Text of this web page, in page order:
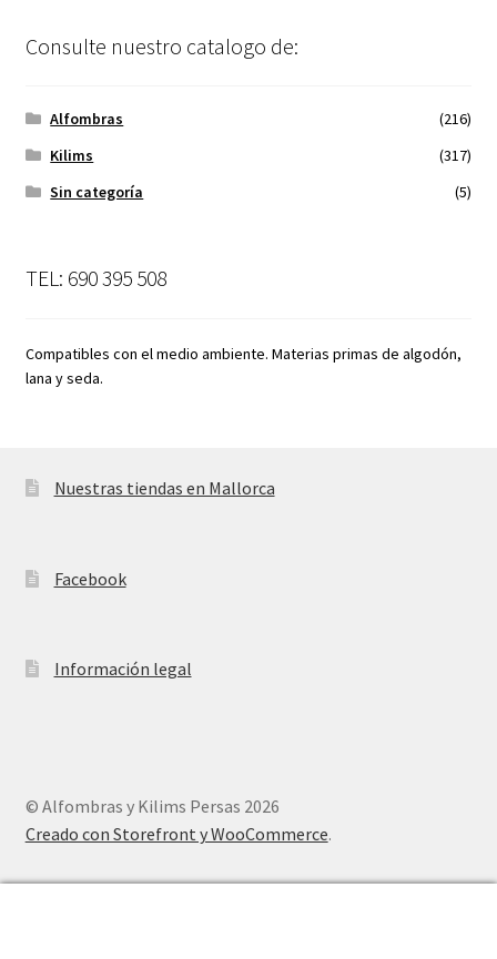
Consulte nuestro catalogo de:
Alfombras
(216)
Kilims
(317)
Sin categoría
(5)
TEL: 690 395 508
Compatibles con el medio ambiente. Materias primas de algodón,
lana y seda.
Nuestras tiendas en Mallorca
Facebook
Información legal
© Alfombras y Kilims Persas 2026
Creado con Storefront y WooCommerce.